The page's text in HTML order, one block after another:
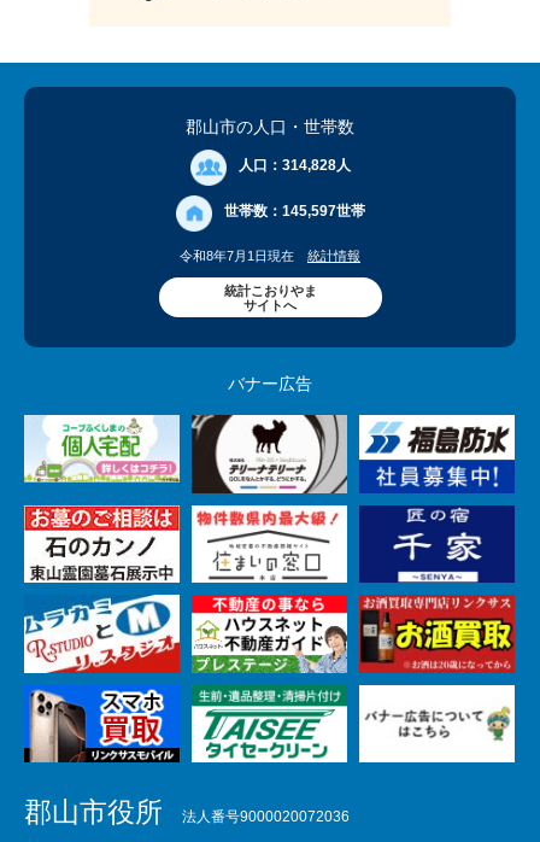
郡山市の人口 ・世帯数
人口： 314,828人
世帯数： 145,597世帯
令和8年7月1日現在 統計情報
統計こおりやま
サイトへ
バナー広告
郡山市役所 法人番号9000020072036